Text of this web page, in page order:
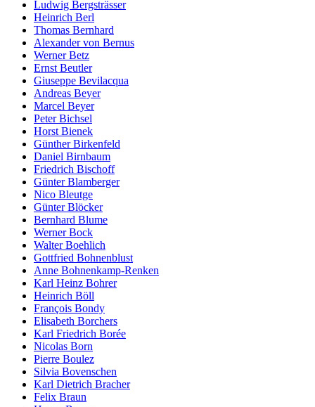
Ludwig Bergsträsser
Heinrich Berl
Thomas Bernhard
Alexander von Bernus
Werner Betz
Ernst Beutler
Giuseppe Bevilacqua
Andreas Beyer
Marcel Beyer
Peter Bichsel
Horst Bienek
Günther Birkenfeld
Daniel Birnbaum
Friedrich Bischoff
Günter Blamberger
Nico Bleutge
Günter Blöcker
Bernhard Blume
Werner Bock
Walter Boehlich
Gottfried Bohnenblust
Anne Bohnenkamp-Renken
Karl Heinz Bohrer
Heinrich Böll
François Bondy
Elisabeth Borchers
Karl Friedrich Borée
Nicolas Born
Pierre Boulez
Silvia Bovenschen
Karl Dietrich Bracher
Felix Braun